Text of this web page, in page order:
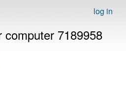
log in
computer 7189958